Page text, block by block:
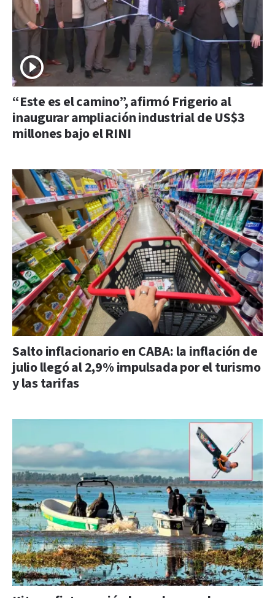
“Este es el camino”, afirmó Frigerio al
inaugurar ampliación industrial de US$3
millones bajo el RINI
Salto inflacionario en CABA: la inflación de
julio llegó al 2,9% impulsada por el turismo
y las tarifas